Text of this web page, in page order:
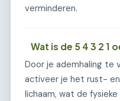
verminderen.
Wat is de 5 4 3 2 1
Door je ademhaling te
activeer je het rust-
lichaam, wat de